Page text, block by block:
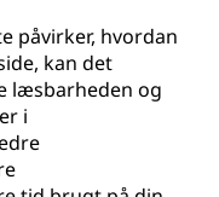
påvirker, hvordan
kan det
læsbarheden og
i